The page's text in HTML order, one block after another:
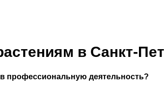
в Санкт-
профессиональную деятельность?